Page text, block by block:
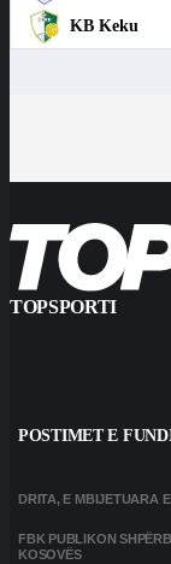
KB Keku
TOPSPORTI
POSTIMET E
DRITA, E MBIJETUARA
FBK PUBLIKON
KOSOVËS